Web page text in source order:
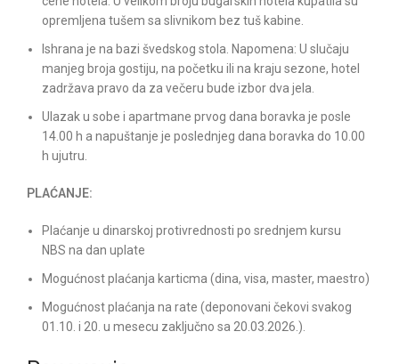
opremljena tušem sa slivnikom bez tuš kabine.
Ishrana je na bazi švedskog stola. Napomena: U slučaju
manjeg broja gostiju, na početku ili na kraju sezone, hotel
zadržava pravo da za večeru bude izbor dva jela.
Ulazak u sobe i apartmane prvog dana boravka je posle
14.00 h a napuštanje je poslednjeg dana boravka do 10.00
h ujutru.
PLAĆANJE:
Plaćanje u dinarskoj protivrednosti po srednjem kursu
NBS na dan uplate
Mogućnost plaćanja karticma (dina, visa, master, maestro)
Mogućnost plaćanja na rate (deponovani čekovi svakog
01.10. i 20. u mesecu zaključno sa 20.03.2026.).